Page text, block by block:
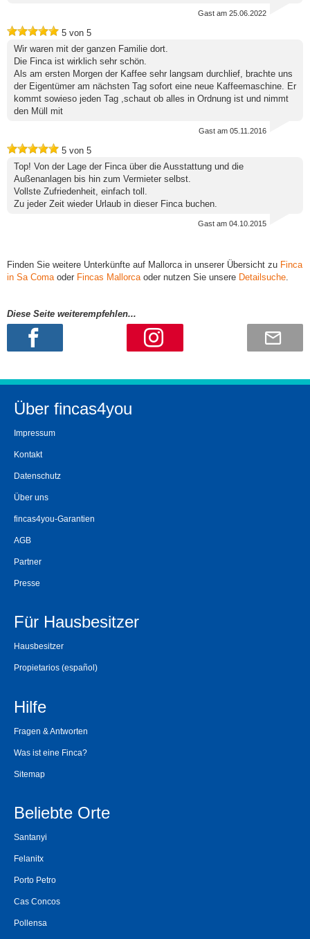
Gast am 25.06.2022
5 von 5
Wir waren mit der ganzen Familie dort.
Die Finca ist wirklich sehr schön.
Als am ersten Morgen der Kaffee sehr langsam durchlief, brachte uns
der Eigentümer am nächsten Tag sofort eine neue Kaffeemaschine. Er
kommt sowieso jeden Tag ,schaut ob alles in Ordnung ist und nimmt
den Müll mit
Gast am 05.11.2016
5 von 5
Top! Von der Lage der Finca über die Ausstattung und die
Außenanlagen bis hin zum Vermieter selbst.
Vollste Zufriedenheit, einfach toll.
Zu jeder Zeit wieder Urlaub in dieser Finca buchen.
Gast am 04.10.2015
Finden Sie weitere Unterkünfte auf Mallorca in unserer Übersicht zu Finca
in Sa Comaoder Fincas Mallorcaoder nutzen Sie unsere Detailsuche.
Diese Seite weiterempfehlen...
Über fincas4you
Impressum
Kontakt
Datenschutz
Über uns
fincas4you-Garantien
AGB
Partner
Presse
Für Hausbesitzer
Hausbesitzer
Propietarios (español)
Hilfe
Fragen & Antworten
Was ist eine Finca?
Sitemap
Beliebte Orte
Santanyi
Felanitx
Porto Petro
Cas Concos
Pollensa